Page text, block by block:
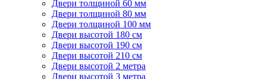
Двери толщиной 60 мм
Двери толщиной 80 мм
Двери толщиной 100 мм
Двери высотой 180 см
Двери высотой 190 см
Двери высотой 210 см
Двери высотой 2 метра
Двери высотой 3 метра